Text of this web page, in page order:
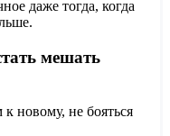
даже тогда, когда
мешать
новому, не бояться